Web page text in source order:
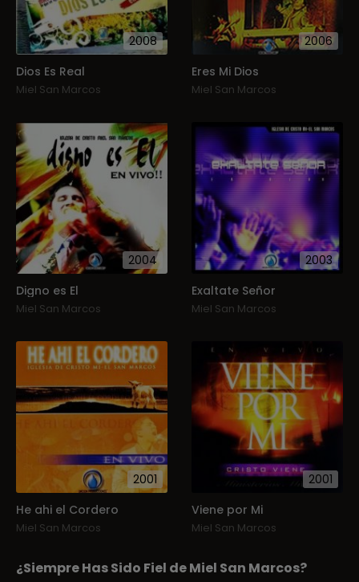
2008
Dios Es Real
Miel San Marcos
2006
Eres Mi Dios
Miel San Marcos
2004
Digno es El
Miel San Marcos
2003
Exaltate Señor
Miel San Marcos
2001
He ahi el Cordero
Miel San Marcos
2001
Viene por Mi
Miel San Marcos
¿Siempre Has Sido Fiel de Miel San Marcos?